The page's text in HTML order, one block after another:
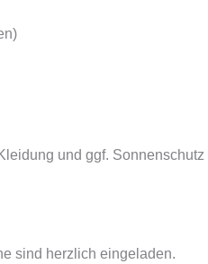
und ggf. Sonnenschutz
sind herzlich eingeladen.